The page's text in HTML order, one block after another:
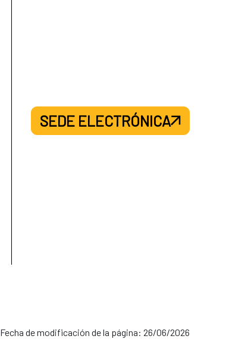
SEDE ELECTRÓNICA
Fecha de modificación de la página: 26/06/2026